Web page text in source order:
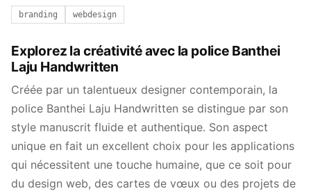
branding webdesign
Explorez la créativité avec la police Banthei
Laju Handwritten
Créée par un talentueux designer contemporain, la
police Banthei Laju Handwritten se distingue par son
style manuscrit fluide et authentique. Son aspect
unique en fait un excellent choix pour les applications
qui nécessitent une touche humaine, que ce soit pour
du design web, des cartes de vœux ou des projets de